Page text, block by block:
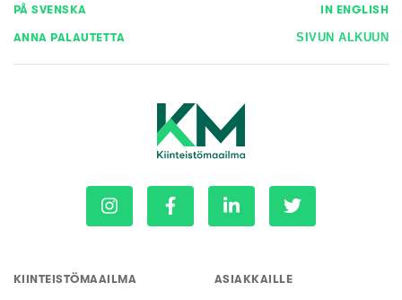
PÅ SVENSKA IN ENGLISH
ANNA PALAUTETTA SIVUN ALKUUN
KIINTEISTÖMAAILMA ASIAKKAILLE